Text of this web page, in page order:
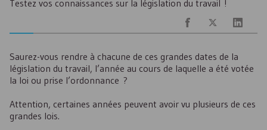
Testez vos connaissances sur la législation du travail !
Saurez-vous rendre à chacune de ces grandes dates de la
législation du travail, l’année au cours de laquelle a été votée
la loi ou prise l’ordonnance ?
Attention, certaines années peuvent avoir vu plusieurs de ces
grandes lois.